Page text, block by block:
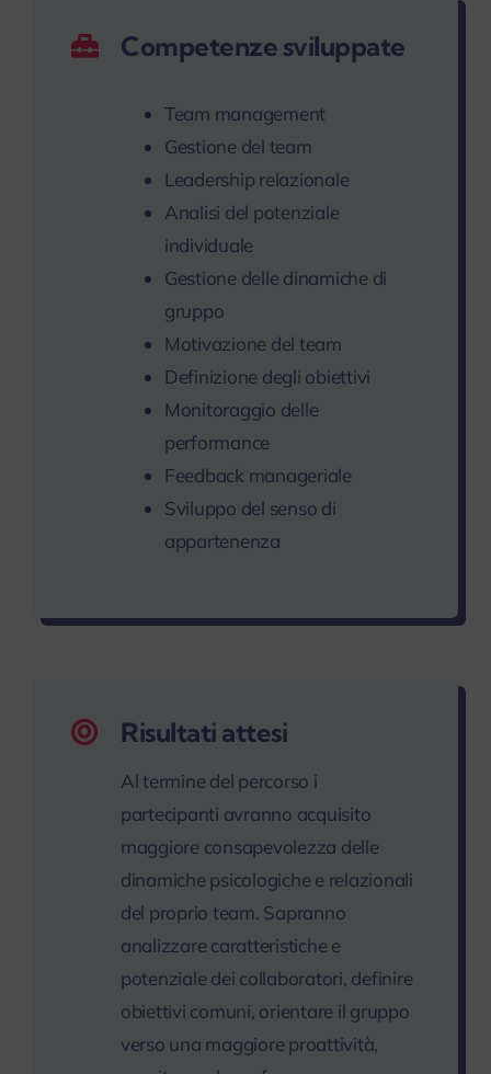
Competenze sviluppate
Team management
Gestione del team
Leadership relazionale
Analisi del potenziale
individuale
Gestione delle dinamiche di
gruppo
Motivazione del team
Definizione degli obiettivi
Monitoraggio delle
performance
Feedback manageriale
Sviluppo del senso di
appartenenza
Risultati attesi
Al termine del percorso i
partecipanti avranno acquisito
maggiore consapevolezza delle
dinamiche psicologiche e relazionali
del proprio team. Sapranno
analizzare caratteristiche e
potenziale dei collaboratori, definire
obiettivi comuni, orientare il gruppo
verso una maggiore proattività,